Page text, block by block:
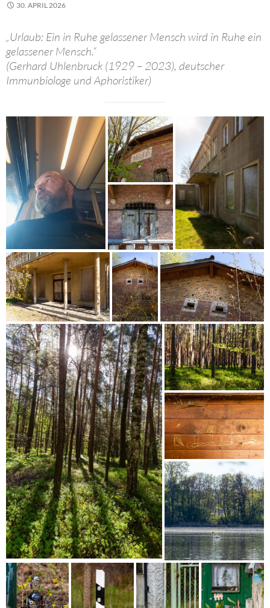
30. APRIL 2026
„Urlaub: Ein in Ruhe gelassener Mensch wird in Ruhe ein
gelassener Mensch.“
(Gerhard Uhlenbruck (1929 – 2023), deutscher
Immunbiologe und Aphoristiker)